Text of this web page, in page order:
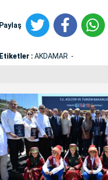
Paylaş
Etiketler :AKDAMAR